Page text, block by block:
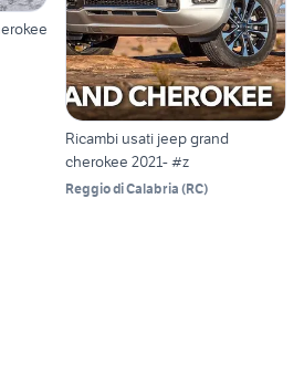
Ricambi usati jeep grand
cherokee 2021- #z
Reggio di Calabria (RC)